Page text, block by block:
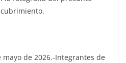
de 2026.-Integrantes de